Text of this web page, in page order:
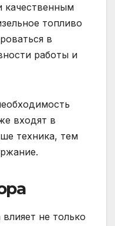
качественным
топливо
в
работы и
входят в
техника, тем
не только